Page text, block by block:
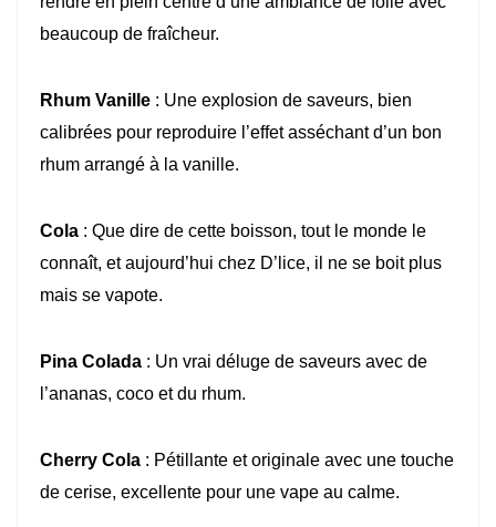
beaucoup de fraîcheur.
Rhum Vanille : Une explosion de saveurs, bien
calibrées pour reproduire l’effet asséchant d’un bon
rhum arrangé à la vanille.
Cola : Que dire de cette boisson, tout le monde le
connaît, et aujourd’hui chez D’lice, il ne se boit plus
mais se vapote.
Pina Colada : Un vrai déluge de saveurs avec de
l’ananas, coco et du rhum.
Cherry Cola : Pétillante et originale avec une touche
de cerise, excellente pour une vape au calme.